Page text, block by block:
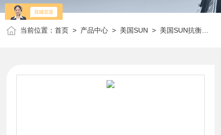
当前位置：首页 > 产品中心 > 美国SUN > 美国SUN抗衡阀